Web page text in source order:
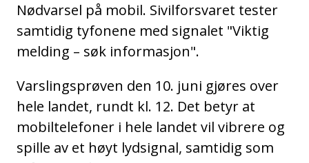
Nødvarsel på mobil. Sivilforsvaret tester
samtidig tyfonene med signalet "Viktig
melding – søk informasjon".
Varslingsprøven den 10. juni gjøres over
hele landet, rundt kl. 12. Det betyr at
mobiltelefoner i hele landet vil vibrere og
spille av et høyt lydsignal, samtidig som